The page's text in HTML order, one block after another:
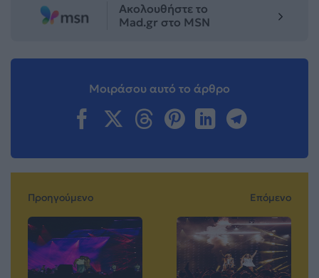
Ακολουθήστε το
Mad.gr στο MSN
Μοιράσου αυτό το άρθρο
Προηγούμενο Επόμενο